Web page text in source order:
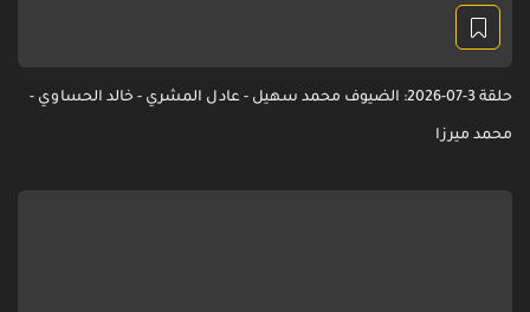
حلقة 3-07-2026: الضيوف محمد سهيل - عادل المشري - خالد الحساوي -
محمد ميرزا